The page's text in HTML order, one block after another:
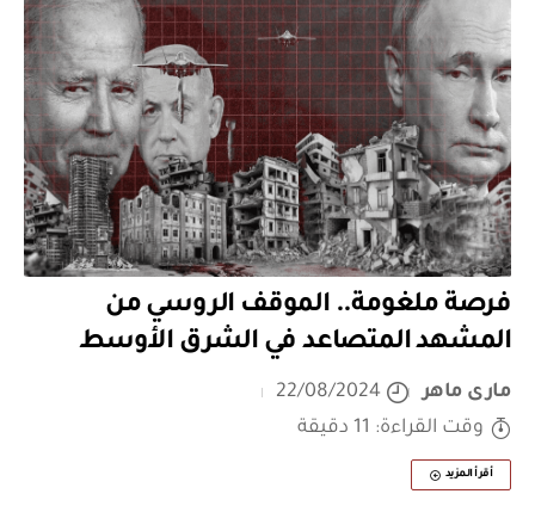
فرصة ملغومة.. الموقف الروسي من
المشهد المتصاعد في الشرق الأوسط
مارى ماهر
22/08/2024
وقت القراءة: 11 دقيقة
أقرأ المزيد